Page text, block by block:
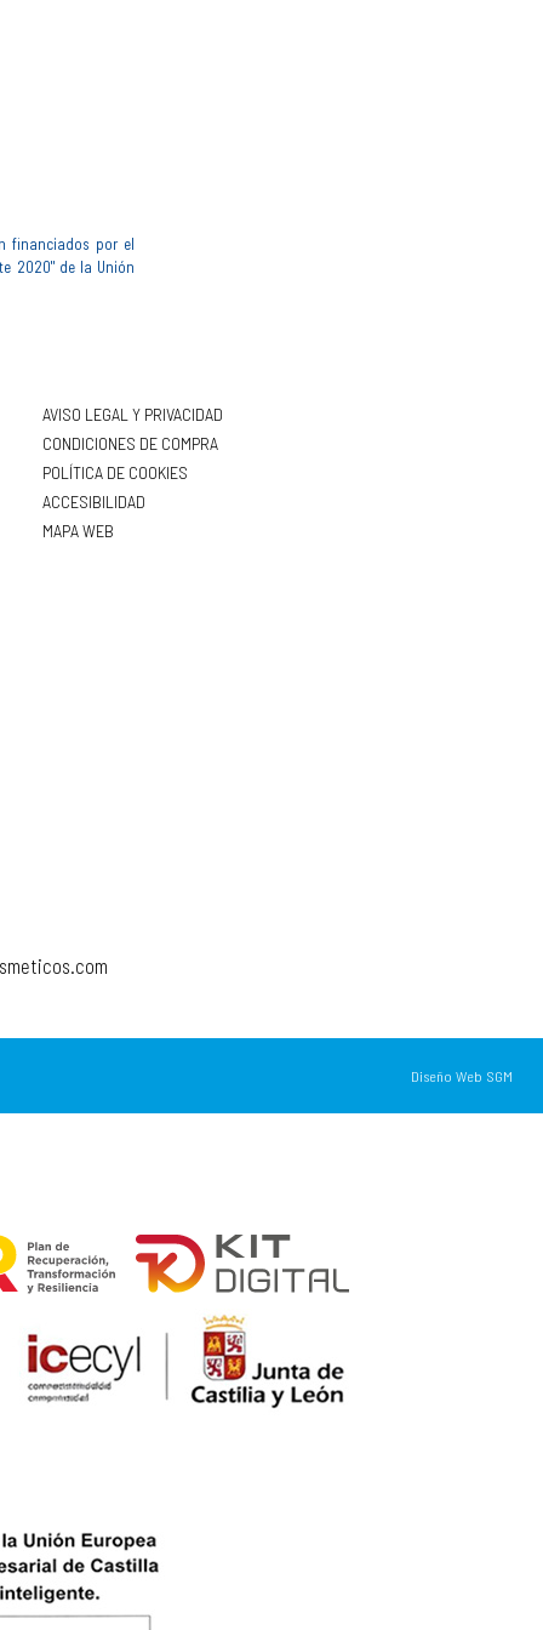
financiados por el
2020" de la Unión
AVISO LEGAL Y PRIVACIDAD
CONDICIONES DE COMPRA
POLÍTICA DE COOKIES
ACCESIBILIDAD
MAPA WEB
Diseño Web SGM